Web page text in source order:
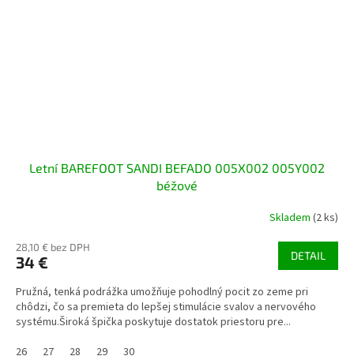
Letní BAREFOOT SANDI BEFADO 005X002 005Y002
béžové
Skladem (2 ks)
28,10 € bez DPH
34 € DETAIL
Pružná, tenká podrážka umožňuje pohodlný pocit zo zeme pri
chôdzi, čo sa premieta do lepšej stimulácie svalov a nervového
systému.Široká špička poskytuje dostatok priestoru pre...
26
27 28 29 30